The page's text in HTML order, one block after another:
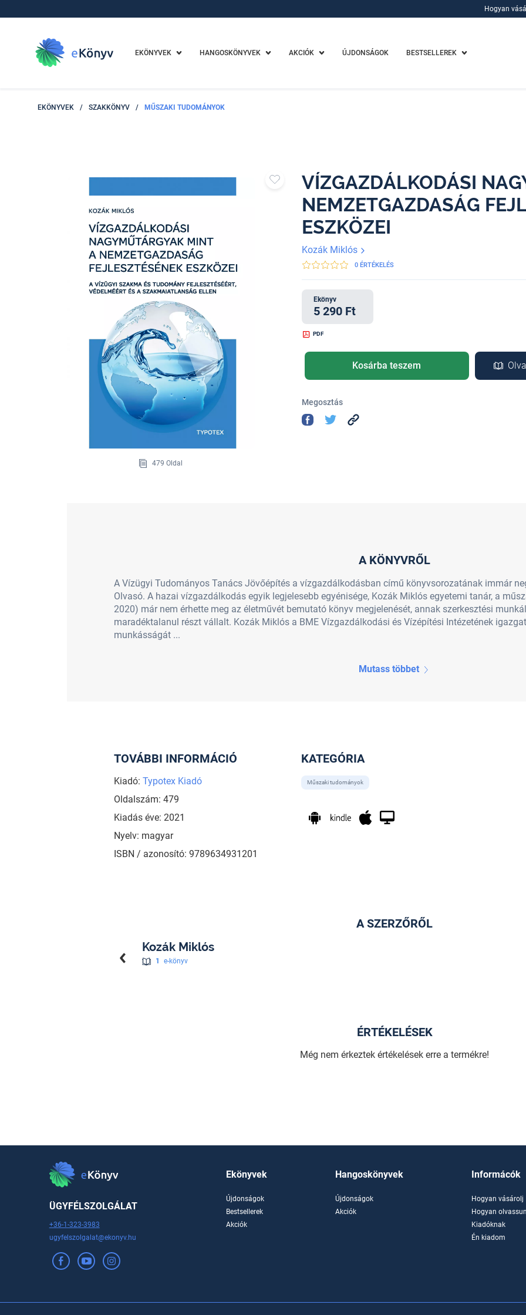
Hogyan
EKÖNYVEK HANGOSKÖNYVEK AKCIÓK ÚJDONSÁGOK BESTSELLEREK
EKÖNYVEK / SZAKKÖNYV / MŰSZAKI TUDOMÁNYOK
479 Oldal
VÍZGAZDÁLKODÁSI
NEMZETGAZDASÁG
ESZKÖZEI
Kozák Miklós
0 ÉRTÉKELÉS
Ekönyv
5 290 Ft
PDF
Kosárba teszem
Megosztás
A KÖNYVRŐL
A Vízügyi Tudományos Tanács Jövőépítés a vízgazdálkodásban című könyvsorozatának immár
Olvasó. A hazai vízgazdálkodás egyik legjelesebb egyénisége, Kozák Miklós egyetemi tanár, a
2020) már nem érhette meg az életművét bemutató könyv megjelenését, annak szerkesztési
maradéktalanul részt vállalt. Kozák Miklós a BME Vízgazdálkodási és Vízépítési Intézetének
munkásságát ...
Mutass többet
TOVÁBBI INFORMÁCIÓ
Kiadó: Typotex Kiadó
Oldalszám: 479
Kiadás éve: 2021
Nyelv: magyar
ISBN / azonosító: 9789634931201
KATEGÓRIA
Műszaki tudományok
A SZERZŐRŐL
Kozák Miklós
1 e-könyv
ÉRTÉKELÉSEK
Még nem érkeztek értékelések erre a termékre!
ÜGYFÉLSZOLGÁLAT
+36-1-323-3983
ugyfelszolgalat@ekonyv.hu
Ekönyvek
Újdonságok
Bestsellerek
Akciók
Hangoskönyvek
Újdonságok
Akciók
Informácók
Hogyan vásárolj
Hogyan
Kiadóknak
Én kiadom